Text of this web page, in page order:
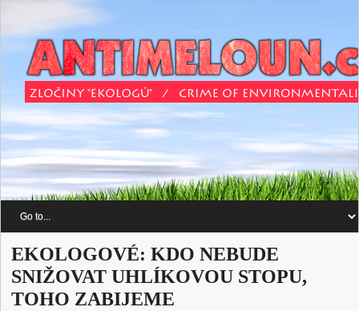
EKOLOGOVÉ: KDO NEBUDE
SNIŽOVAT UHLÍKOVOU STOPU,
TOHO ZABIJEME